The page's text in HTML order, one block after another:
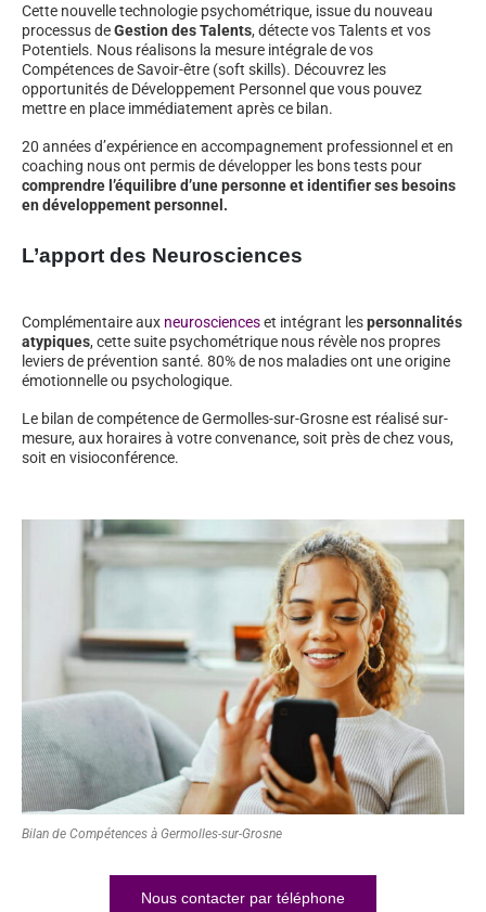
Cette nouvelle technologie psychométrique, issue du nouveau
processus deGestion des Talents, détecte vos Talents et vos
Potentiels. Nous réalisons la mesure intégrale de vos
Compétences de Savoir-être (soft skills). Découvrez les
opportunités de Développement Personnel que vous pouvez
mettre en place immédiatement après ce bilan.
20 années d’expérience en accompagnement professionnel et en
coaching nous ont permis de développer les bons tests pour
comprendre l’équilibre d’une personne et identifier ses besoins
en développement personnel.
L’apport des Neurosciences
Complémentaire aux neuroscienceset intégrant lespersonnalités
atypiques, cette suite psychométrique nous révèle nos propres
leviers de prévention santé. 80% de nos maladies ont une origine
émotionnelle ou psychologique.
Le bilan de compétence de Germolles-sur-Grosne est réalisé sur-
mesure, aux horaires à votre convenance, soit près de chez vous,
soit en visioconférence.
Bilan de Compétences à Germolles-sur-Grosne
Nous contacter par téléphone